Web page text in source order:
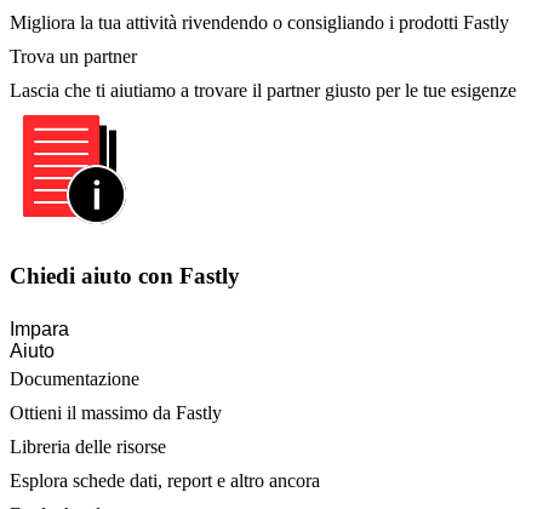
Migliora la tua attività rivendendo o consigliando i prodotti Fastly
Trova un partner
Lascia che ti aiutiamo a trovare il partner giusto per le tue esigenze
Chiedi aiuto con Fastly
Impara
Aiuto
Documentazione
Ottieni il massimo da Fastly
Libreria delle risorse
Esplora schede dati, report e altro ancora